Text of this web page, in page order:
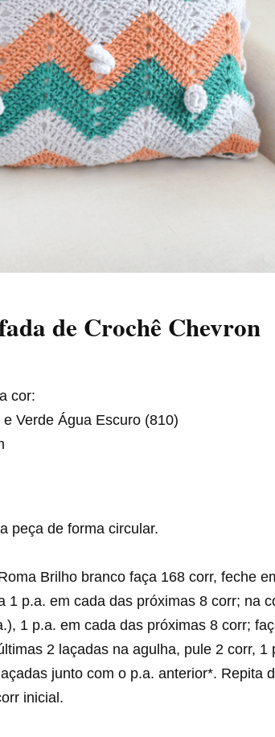
de Crochê Chevron
cor:
Verde Água Escuro (810)
peça de forma circular.
Brilho branco faça 168 corr, feche
1 p.a. em cada das próximas 8 corr; na
1 p.a. em cada das próximas 8 corr;
2 laçadas na agulha, pule 2 corr, 1
junto com o p.a. anterior*. Repita
inicial.